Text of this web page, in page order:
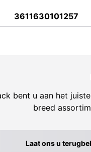
3611630101257
bent u aan het
breed
Laat ons u